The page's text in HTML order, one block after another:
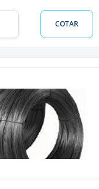
COTAR